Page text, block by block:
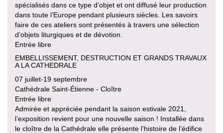
spécialisés dans ce type d’objet et ont diffusé leur production
dans toute l’Europe pendant plusieurs siècles. Les savoirs
faire de ces ateliers sont présentés à travers une sélection
d’objets liturgiques et de dévotion.
Entrée libre
EMBELLISSEMENT, DESTRUCTION ET GRANDS TRAVAUX
A LA CATHEDRALE
07 juillet-19 septembre
Cathédrale Saint-Étienne - Cloître
Entrée libre
Admirée et appréciée pendant la saison estivale 2021,
l’exposition revient pour une nouvelle saison ! Installée dans
le cloître de la Cathédrale elle présente l’histoire de l’édifice